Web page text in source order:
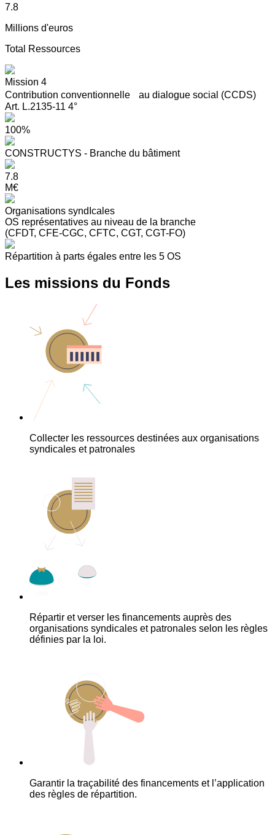
7.8
Millions d'euros
Total Ressources
Mission 4
Contribution conventionnelle au dialogue social (CCDS)
Art. L.2135-11 4°
100%
CONSTRUCTYS - Branche du bâtiment
7.8
M€
Organisations syndIcales
OS représentatives au niveau de la branche
(CFDT, CFE-CGC, CFTC, CGT, CGT-FO)
Répartition à parts égales entre les 5 OS
Les missions du Fonds
Collecter les ressources destinées aux organisations
syndicales et patronales
Répartir et verser les financements auprès des
organisations syndicales et patronales selon les règles
définies par la loi.
Garantir la traçabilité des financements et l’application
des règles de répartition.